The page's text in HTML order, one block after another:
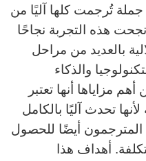
تُرجمت كلها آليًا من
نجحت هذه التجربة نجاحًا
بالعديد من مراحل
والذكاء
مزاياها أنها تعتبر
تحدث آليًا بالكامل
أيضًا للحصول
أهداف هذا